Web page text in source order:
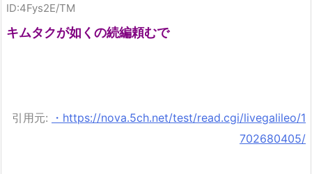
ID:4Fys2E/TM
キムタクが如くの続編頼むで
引用元:
・https://nova.5ch.net/test/read.cgi/livegalileo/1
702680405/